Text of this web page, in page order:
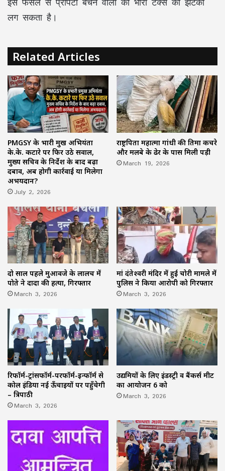
लग सकता है।
Related Articles
PMGSY के प्रभारी प्रमुख अभियंता
के.के. कटारे पर फिर उठे सवाल,
मुख्य सचिव के निर्देश के बाद बढ़ा
दबाव, अब होगी कार्रवाई या मिलेगा
अभयदान?
July 2, 2026
राष्ट्रपिता महात्मा गांधी की प्रतिमा कचरे
और मलबे के ढेर के पास मिली पड़ी
March 19, 2026
दो साल पहले मुआवजे के लालच में
पोते ने दादा की हत्या, गिरफ्तार
March 3, 2026
मां दंतेश्वरी मंदिर में हुई चोरी मामले में
पुलिस ने किया आरोपी को गिरफ्तार
March 3, 2026
रिफॉर्म-ट्रांसफॉर्म-परफॉर्म-इन्फॉर्म से
कोल इंडिया नई ऊँचाइयों पर पहुँचेगी
– त्रिपाठी
March 3, 2026
उद्यमियों के लिए इंडस्ट्री व बैंकर्स मीट
का आयोजन 6 को
March 3, 2026